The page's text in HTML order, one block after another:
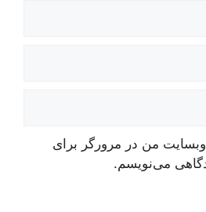
وبسایت من در مرورگر برای
می‌نویسم.